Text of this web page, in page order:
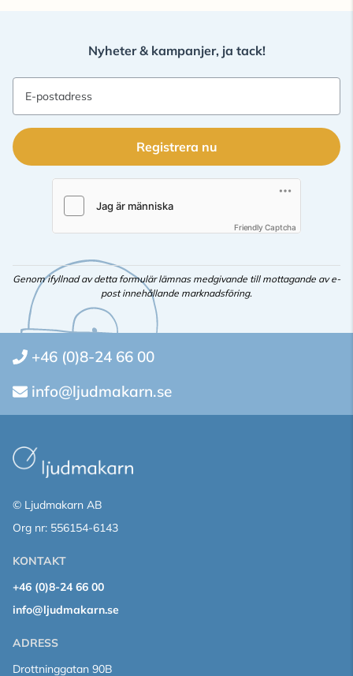
Nyheter & kampanjer, ja tack!
E-postadress
Registrera nu
Friendly Captcha
Genom ifyllnad av detta formulär lämnas medgivande till mottagande av e-
post innehållande marknadsföring.
+46 (0)8-24 66 00
info@ljudmakarn.se
© Ljudmakarn AB
Org nr: 556154-6143
KONTAKT
+46 (0)8-24 66 00
info@ljudmakarn.se
ADRESS
Drottninggatan 90B